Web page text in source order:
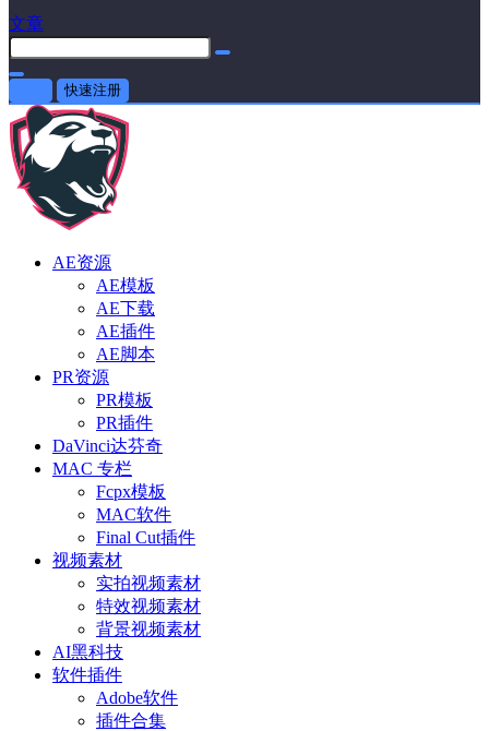
文章
快速注册
AE资源
AE模板
AE下载
AE插件
AE脚本
PR资源
PR模板
PR插件
DaVinci达芬奇
MAC 专栏
Fcpx模板
MAC软件
Final Cut插件
视频素材
实拍视频素材
特效视频素材
背景视频素材
AI黑科技
软件插件
Adobe软件
插件合集